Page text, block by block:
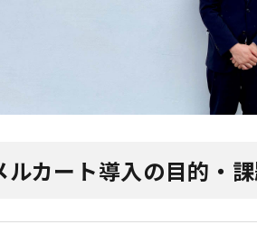
ルカート導入の目的・